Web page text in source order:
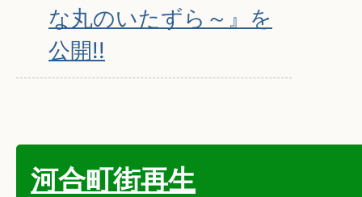
な丸のいたずら～』を
公開!!
河合町街再生